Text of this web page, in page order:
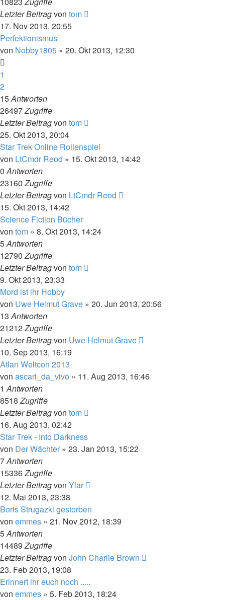
Letzter Beitragvon tom
17. Nov 2013, 20:55
Perfektionismus
von Nobby1805 » 20. Okt 2013, 12:30
1
2
15Antworten
26497Zugriffe
Letzter Beitragvon tom
25. Okt 2013, 20:04
Star Trek Online Rollenspiel
von LtCmdr Reod » 15. Okt 2013, 14:42
0Antworten
23160Zugriffe
Letzter Beitragvon LtCmdr Reod
15. Okt 2013, 14:42
Science Fiction Bücher
von tom » 8. Okt 2013, 14:24
5Antworten
12790Zugriffe
Letzter Beitragvon tom
9. Okt 2013, 23:33
Mord ist ihr Hobby
von Uwe Helmut Grave » 20. Jun 2013, 20:56
13Antworten
21212Zugriffe
Letzter Beitragvon Uwe Helmut Grave
10. Sep 2013, 16:19
Atlan Weltcon 2013
von ascari_da_vivo » 11. Aug 2013, 16:46
1Antworten
8518Zugriffe
Letzter Beitragvon tom
16. Aug 2013, 02:42
Star Trek - Into Darkness
von Der Wächter » 23. Jan 2013, 15:22
7Antworten
15336Zugriffe
Letzter Beitragvon Ylar
12. Mai 2013, 23:38
Boris Strugazki gestorben
von emmes » 21. Nov 2012, 18:39
5Antworten
14489Zugriffe
Letzter Beitragvon John Charlie Brown
23. Feb 2013, 19:08
Erinnert ihr euch noch .....
von emmes » 5. Feb 2013, 18:24